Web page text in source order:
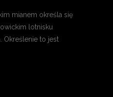
mianem określa się
lotnisku
Określenie to jest